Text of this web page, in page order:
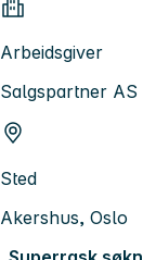
Arbeidsgiver
Salgspartner AS
Sted
Akershus, Oslo